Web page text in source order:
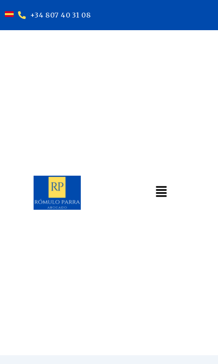
+34 807 40 31 08